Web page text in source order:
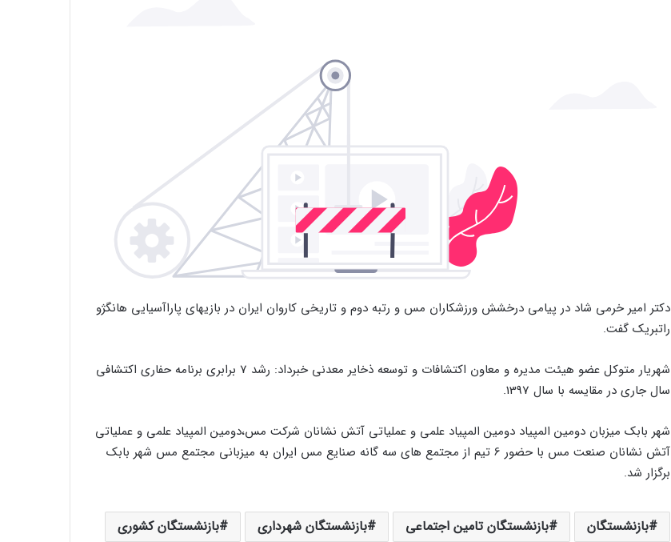
دکتر امیر خرمی شاد در پیامی درخشش ورزشکاران مس و رتبه دوم و تاریخی کاروان ایران در بازیهای پاراآسیایی هانگژو
راتبریک گفت.
شهریار متوکل عضو هیئت مدیره و معاون اکتشافات و توسعه ذخایر معدنی خبرداد: رشد 7 برابری برنامه حفاری اکتشافی
سال جاری در مقایسه با سال 1397.
شهر بابک میزبان دومین المپیاد دومین المپیاد علمی و عملیاتی آتش نشانان شرکت مس،دومین المپیاد علمی و عملیاتی
آتش نشانان صنعت مس با حضور 6 تیم از مجتمع های سه گانه صنایع مس ایران به میزبانی مجتمع مس شهر بابک
برگزار شد.
بازنشستگان بازنشستگان تامین اجتماعی بازنشستگان شهرداری
بازنشستگان کشوری